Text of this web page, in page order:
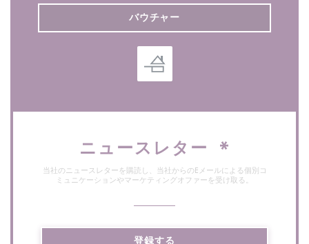
バウチャー
ニュースレター *
当社のニュースレターを購読し、当社からのEメールによる個別コ
ミュニケーションやマーケティングオファーを受け取る。
登録する